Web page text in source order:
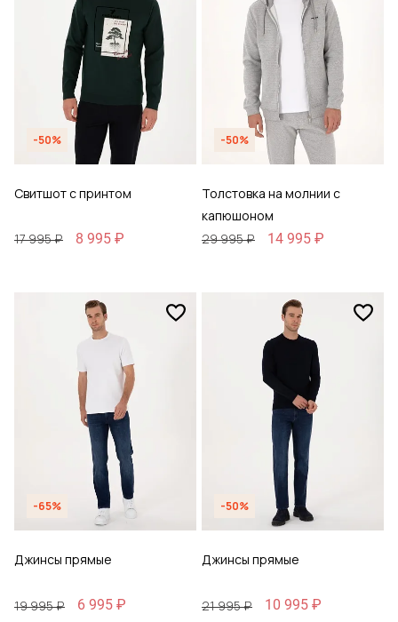
-50%
Свитшот с принтом
17 995 ₽ 8 995 ₽
-50%
Толстовка на молнии с
капюшоном
29 995 ₽
14 995 ₽
-65%
Джинсы прямые
19 995 ₽ 6 995 ₽
-50%
Джинсы прямые
21 995 ₽ 10 995 ₽